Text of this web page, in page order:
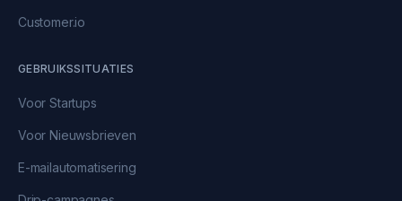
Customer.io
GEBRUIKSSITUATIES
Voor Startups
Voor Nieuwsbrieven
E-mailautomatisering